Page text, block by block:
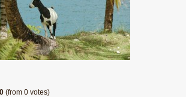
0 (from 0 votes)